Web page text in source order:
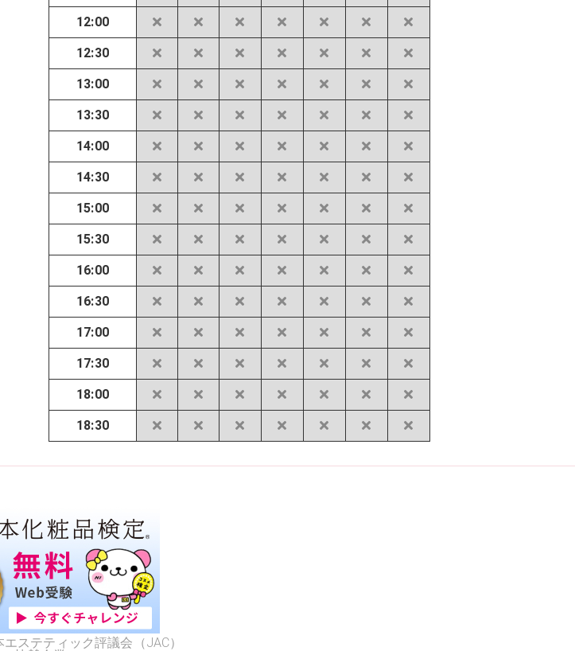
12:00
12:30
13:00
13:30
14:00
14:30
15:00
15:30
16:00
16:30
17:00
17:30
18:00
18:30
ステティック評議会（JAC）